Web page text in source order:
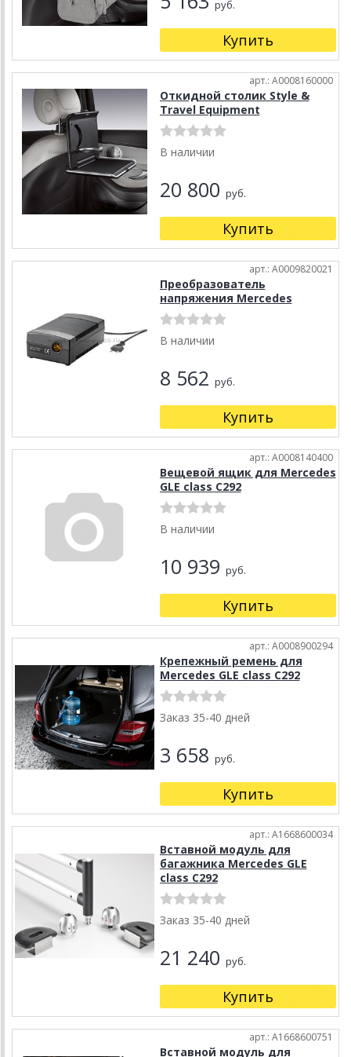
руб.
Купить
арт.: A0008160000
Откидной столик Style &
Travel Equipment
В наличии
20 800 руб.
Купить
арт.: A0009820021
Преобразователь
напряжения Mercedes
В наличии
8 562 руб.
Купить
арт.: A0008140400
Вещевой ящик для Mercedes
GLE class C292
В наличии
10 939 руб.
Купить
арт.: A0008900294
Крепежный ремень для
Mercedes GLE class C292
Заказ 35-40 дней
3 658 руб.
Купить
арт.: A1668600034
Вставной модуль для
багажника Mercedes GLE
class C292
Заказ 35-40 дней
21 240 руб.
Купить
арт.: A1668600751
Вставной модуль для